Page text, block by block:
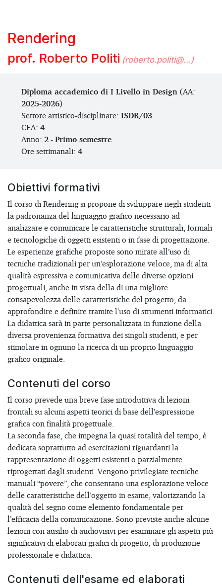
Rendering
prof. Roberto Politi (roberto.politi@...)
Diploma accademico di I Livello in Design (AA:
2025-2026)
Settore artistico-disciplinare: ISDR/03
CFA: 4
Anno: 2 - Primo semestre
Ore settimanali: 4
Obiettivi formativi
Il corso di Rendering si propone di sviluppare negli studenti
la padronanza del linguaggio grafico necessario ad
analizzare e comunicare le caratteristiche strutturali, formali
e tecnologiche di oggetti esistenti o in fase di progettazione.
Le esperienze grafiche proposte sono mirate all’uso di
tecniche tradizionali per un’esplorazione veloce, ma di alta
qualità espressiva e comunicativa delle diverse opzioni
progettuali, anche in vista della di una migliore
consapevolezza delle caratteristiche del progetto, da
approfondire e definire tramite l'uso di strumenti informatici.
La didattica sarà in parte personalizzata in funzione della
diversa provenienza formativa dei singoli studenti, e per
stimolare in ognuno la ricerca di un proprio linguaggio
grafico originale.
Contenuti del corso
Il corso prevede una breve fase introduttiva di lezioni
frontali su alcuni aspetti teorici di base dell’espressione
grafica con finalità progettuale.
La seconda fase, che impegna la quasi totalità del tempo, è
dedicata soprattutto ad esercitazioni riguardanti la
rappresentazione di oggetti esistenti o parzialmente
riprogettati dagli studenti. Vengono privilegiate tecniche
manuali “povere”, che consentano una esplorazione veloce
delle caratteristiche dell’oggetto in esame, valorizzando la
qualità del segno come elemento fondamentale per
l’efficacia della comunicazione. Sono previste anche alcune
lezioni con ausilio di audiovisivi per esaminare gli aspetti più
significativi di elaborati grafici di progetto, di produzione
professionale e didattica.
Contenuti dell'esame ed elaborati